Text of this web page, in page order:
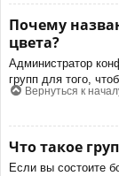
Почему
цвета?
Администратор
групп для того,
Вернуться к
Что такое
Если вы состоите